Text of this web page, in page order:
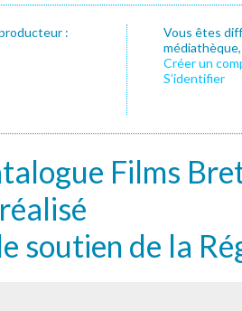
:
Vous êtes
Créer un
S’identifier
Films
soutien de la